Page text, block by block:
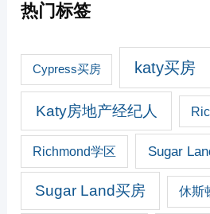
热门标签
Cypress买房 katy买房
Katy房地产经纪人
Richmond学区 Sugar
Sugar Land买房 休斯